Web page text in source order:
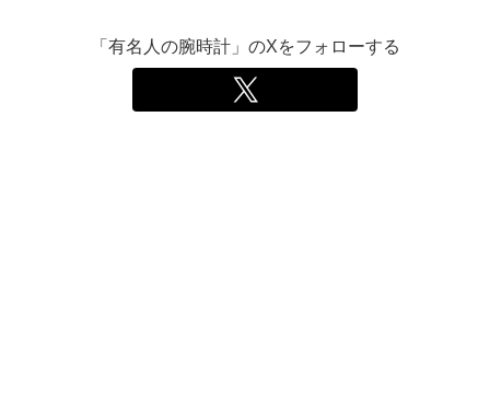
「有名人の腕時計」のXをフォローする